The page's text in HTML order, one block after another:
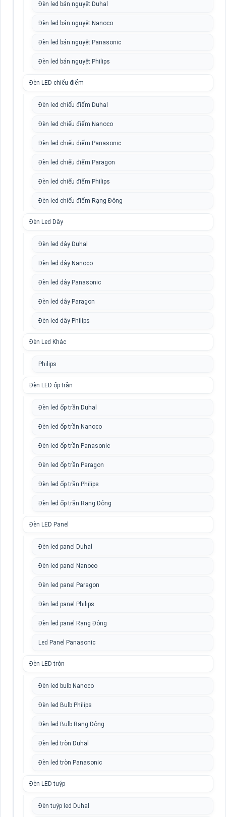
Đèn led bán nguyệt Duhal
Đèn led bán nguyệt Nanoco
Đèn led bán nguyệt Panasonic
Đèn led bán nguyệt Philips
Đèn LED chiếu điểm
Đèn led chiếu điểm Duhal
Đèn led chiếu điểm Nanoco
Đèn led chiếu điểm Panasonic
Đèn led chiếu điểm Paragon
Đèn led chiếu điểm Philips
Đèn led chiếu điểm Rạng Đông
Đèn Led Dây
Đèn led dây Duhal
Đèn led dây Nanoco
Đèn led dây Panasonic
Đèn led dây Paragon
Đèn led dây Philips
Đèn Led Khác
Philips
Đèn LED ốp trần
Đèn led ốp trần Duhal
Đèn led ốp trần Nanoco
Đèn led ốp trần Panasonic
Đèn led ốp trần Paragon
Đèn led ốp trần Philips
Đèn led ốp trần Rạng Đông
Đèn LED Panel
Đèn led panel Duhal
Đèn led panel Nanoco
Đèn led panel Paragon
Đèn led panel Philips
Đèn led panel Rạng Đông
Led Panel Panasonic
Đèn LED tròn
Đèn led bulb Nanoco
Đèn led Bulb Philips
Đèn led Bulb Rạng Đông
Đèn led tròn Duhal
Đèn led tròn Panasonic
Đèn LED tuýp
Đèn tuýp led Duhal